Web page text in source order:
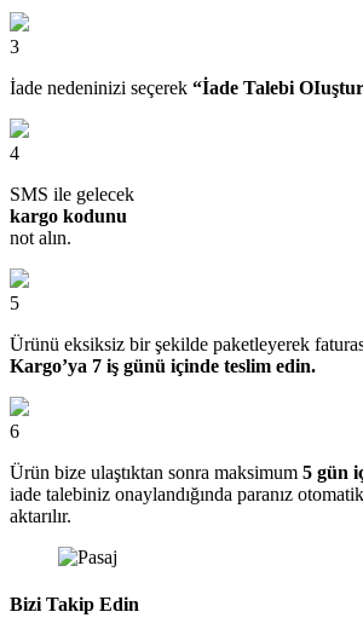
3
İade nedeninizi seçerek “İade Talebi
4
SMS ile gelecek
kargo kodunu
not alın.
5
Ürünü eksiksiz bir şekilde paketleyerek
Kargo’ya 7 iş günü içinde teslim edin.
6
Ürün bize ulaştıktan sonra maksimum 5 gün
iade talebiniz onaylandığında paranız
aktarılır.
Bizi Takip Edin